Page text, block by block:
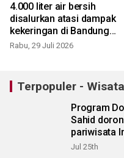
4.000 liter air bersih
disalurkan atasi dampak
kekeringan di Bandung
Barat
Rabu, 29 Juli 2026
Terpopuler - Wisata
Program
Sahid
pariwisata
Jul 25th